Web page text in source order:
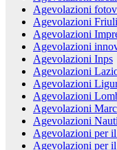
Agevolazioni
Agevolazioni
Agevolazioni
Agevolazioni
Agevolazioni Inps
Agevolazioni
Agevolazioni
Agevolazioni
Agevolazioni
Agevolazioni
Agevolazioni per
Agevolazioni per